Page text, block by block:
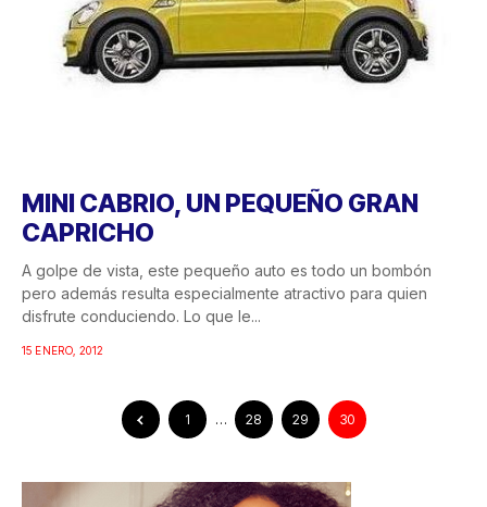
MINI CABRIO, UN PEQUEÑO GRAN
CAPRICHO
A golpe de vista, este pequeño auto es todo un bombón
pero además resulta especialmente atractivo para quien
disfrute conduciendo. Lo que le...
15 ENERO, 2012
1 … 28 29 30